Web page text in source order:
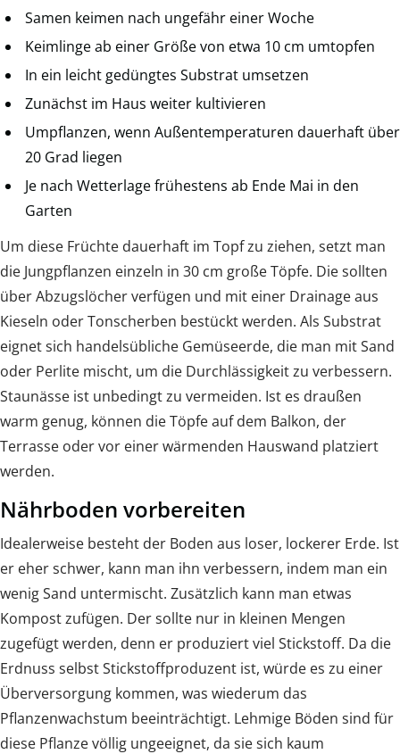
Samen keimen nach ungefähr einer Woche
Keimlinge ab einer Größe von etwa 10 cm umtopfen
In ein leicht gedüngtes Substrat umsetzen
Zunächst im Haus weiter kultivieren
Umpflanzen, wenn Außentemperaturen dauerhaft über
20 Grad liegen
Je nach Wetterlage frühestens ab Ende Mai in den
Garten
Um diese Früchte dauerhaft im Topf zu ziehen, setzt man
die Jungpflanzen einzeln in 30 cm große Töpfe. Die sollten
über Abzugslöcher verfügen und mit einer Drainage aus
Kieseln oder Tonscherben bestückt werden. Als Substrat
eignet sich handelsübliche Gemüseerde, die man mit Sand
oder Perlite mischt, um die Durchlässigkeit zu verbessern.
Staunässe ist unbedingt zu vermeiden. Ist es draußen
warm genug, können die Töpfe auf dem Balkon, der
Terrasse oder vor einer wärmenden Hauswand platziert
werden.
Nährboden vorbereiten
Idealerweise besteht der Boden aus loser, lockerer Erde. Ist
er eher schwer, kann man ihn verbessern, indem man ein
wenig Sand untermischt. Zusätzlich kann man etwas
Kompost zufügen. Der sollte nur in kleinen Mengen
zugefügt werden, denn er produziert viel Stickstoff. Da die
Erdnuss selbst Stickstoffproduzent ist, würde es zu einer
Überversorgung kommen, was wiederum das
Pflanzenwachstum beeinträchtigt. Lehmige Böden sind für
diese Pflanze völlig ungeeignet, da sie sich kaum